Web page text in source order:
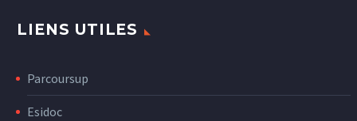
LIENS UTILES
Parcoursup
Esidoc